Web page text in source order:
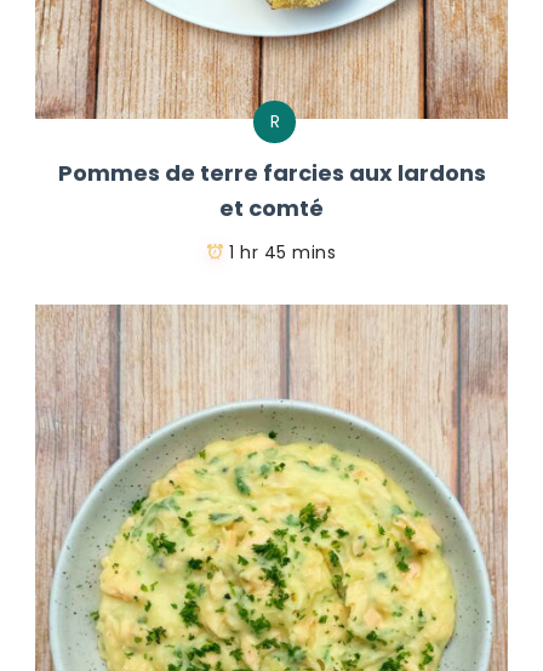
R
Pommes de terre farcies aux lardons
et comté
1 hr 45 mins